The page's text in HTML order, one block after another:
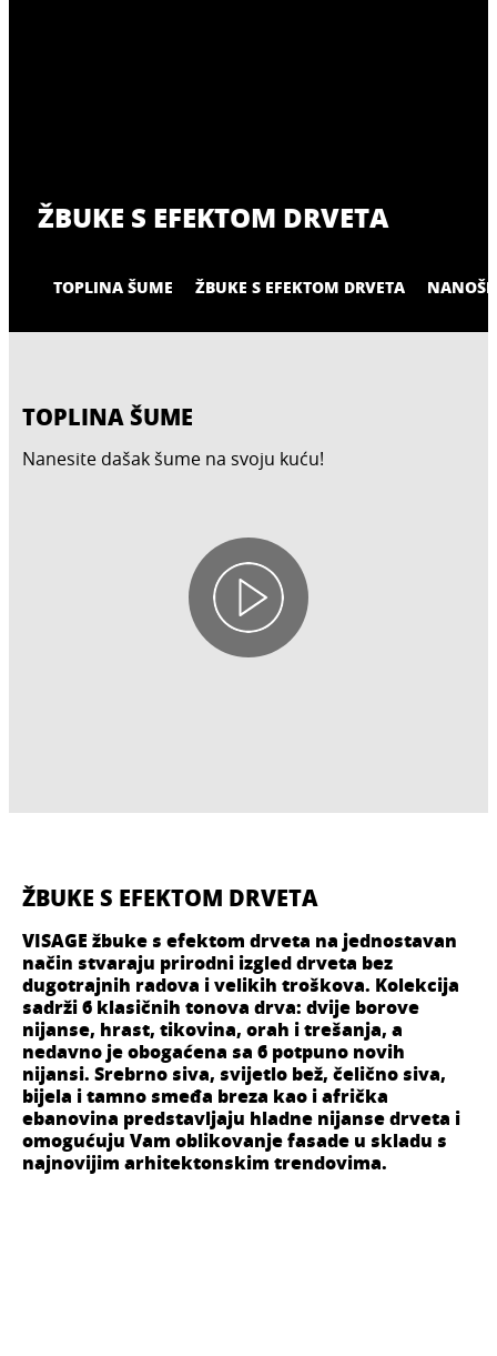
ŽBUKE S EFEKTOM DRVETA
TOPLINA ŠUME ŽBUKE S EFEKTOM DRVETA
TOPLINA ŠUME
Nanesite dašak šume na svoju kuću!
ŽBUKE S EFEKTOM DRVETA
VISAGE žbuke s efektom drveta na jednostavan
način stvaraju prirodni izgled drveta bez
dugotrajnih radova i velikih troškova. Kolekcija
sadrži 6 klasičnih tonova drva: dvije borove
nijanse, hrast, tikovina, orah i trešanja, a
nedavno je obogaćena sa 6 potpuno novih
nijansi. Srebrno siva, svijetlo bež, čelično siva,
bijela i tamno smeđa breza kao i afrička
ebanovina predstavljaju hladne nijanse drveta i
omogućuju Vam oblikovanje fasade u skladu s
najnovijim arhitektonskim trendovima.